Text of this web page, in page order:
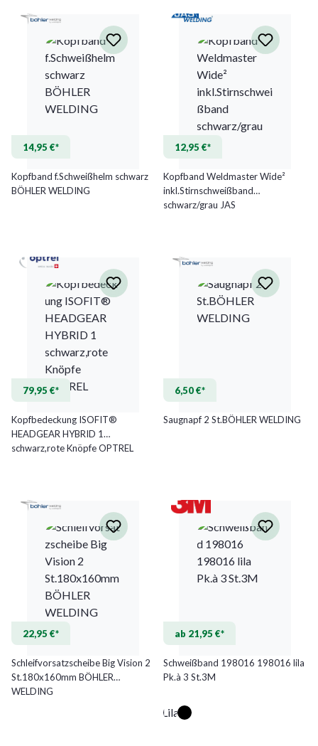
14,95 €*
Kopfband f.Schweißhelm schwarz
BÖHLER WELDING
12,95 €*
Kopfband Weldmaster Wide²
inkl.Stirnschweißband
schwarz/grau JAS
79,95 €*
Kopfbedeckung ISOFIT®
HEADGEAR HYBRID 1
schwarz,rote Knöpfe OPTREL
6,50 €*
Saugnapf 2 St.BÖHLER WELDING
22,95 €*
Schleifvorsatzscheibe Big Vision 2
St.180x160mm BÖHLER
WELDING
ab 21,95 €*
Schweißband 198016 198016 lila
Pk.à 3 St.3M
Lila
(Diese Option ist zurzeit nicht